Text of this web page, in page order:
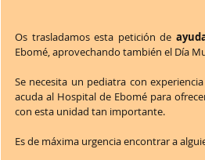
Os trasladamos esta petición de
Ebomé, aprovechando también el Día
Se necesita un pediatra con
acuda al Hospital de Ebomé para
con esta unidad tan importante.
Es de máxima urgencia encontrar a